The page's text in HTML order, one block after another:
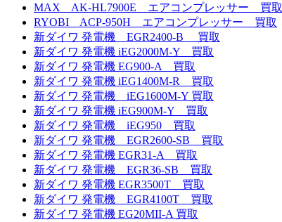
MAX AK-HL7900E エアコンプレッサー 買取
RYOBI ACP-950H エアコンプレッサー 買取
新ダイワ 発電機 EGR2400-B 買取
新ダイワ 発電機 iEG2000M-Y 買取
新ダイワ 発電機 EG900-A 買取
新ダイワ 発電機 iEG1400M-R 買取
新ダイワ 発電機 iEG1600M-Y 買取
新ダイワ 発電機 iEG900M-Y 買取
新ダイワ 発電機 iEG950 買取
新ダイワ 発電機 EGR2600-SB 買取
新ダイワ 発電機 EGR31-A 買取
新ダイワ 発電機 EGR36-SB 買取
新ダイワ 発電機 EGR3500T 買取
新ダイワ 発電機 EGR4100T 買取
新ダイワ 発電機 EG20MII-A 買取